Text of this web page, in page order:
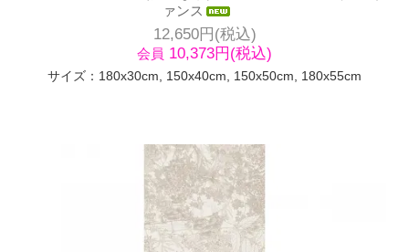
ァンス
12,650円(税込)
会員 10,373円(税込)
サイズ：180x30cm, 150x40cm, 150x50cm, 180x55cm